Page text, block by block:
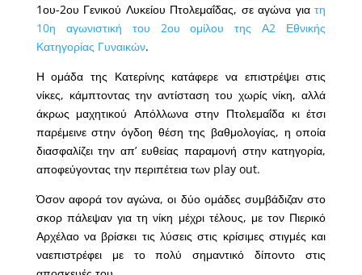
1ου-2ου Γενικού Λυκείου Πτολεμαΐδας, σε αγώνα γιατη
10η αγωνιστική του 2ου ομίλου της Α2 Εθνικής
Κατηγορίας Γυναικών.
Η ομάδα της Κατερίνης κατάφερε να επιστρέψει στις
νίκες, κάμπτοντας την αντίσταση του χωρίς νίκη, αλλά
άκρως μαχητικού Απόλλωνα στην Πτολεμαΐδα κι έτσι
παρέμεινε στην όγδοη θέση της βαθμολογίας, η οποία
διασφαλίζει την απ’ ευθείας παραμονή στην κατηγορία,
αποφεύγοντας την περιπέτεια των play out.
Όσον αφορά τον αγώνα, οι δύο ομάδες συμβάδιζαν στο
σκορ πάλεψαν για τη νίκη μέχρι τέλους, με τον Πιερικό
Αρχέλαο να βρίσκει τις λύσεις στις κρίσιμες στιγμές και
ναεπιστρέφει με το πολύ σημαντικό δίποντο στις